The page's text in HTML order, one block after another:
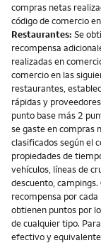
compras netas
código de comercio
Restaurantes: Se
recompensa
realizadas en
comercio en las
restaurantes,
rápidas y
punto base más 2
se gaste en compras
clasificados según el
propiedades de
vehículos, líneas de
descuento, campings.
recompensa por
obtienen puntos por
de cualquier tipo.
efectivo y